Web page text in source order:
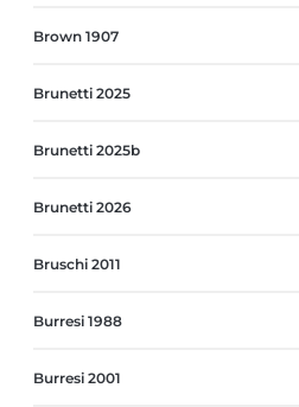
Brown 1907
Brunetti 2025
Brunetti 2025b
Brunetti 2026
Bruschi 2011
Burresi 1988
Burresi 2001